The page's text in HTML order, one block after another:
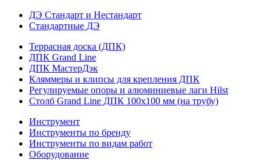
ДЭ Стандарт и Нестандарт
Стандартные ДЭ
Террасная доска (ДПК)
ДПК Grand Line
ДПК МастерДэк
Кляммеры и клипсы для крепления ДПК
Регулируемые опоры и алюминиевые лаги Hilst
Столб Grand Line ДПК 100х100 мм (на трубу)
Инструмент
Инструменты по бренду
Инструменты по видам работ
Оборудование